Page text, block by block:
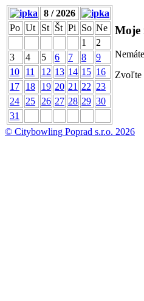
8 / 2026
Po Ut St Št Pi So Ne
1
2
3
4 5 6 7 8
9
10
11 12 13 14 15 16
17
18 19 20 21 22 23
24
25 26 27 28 29 30
31
Moje
Zvoľte
© Citybowling Poprad s.r.o. 2026